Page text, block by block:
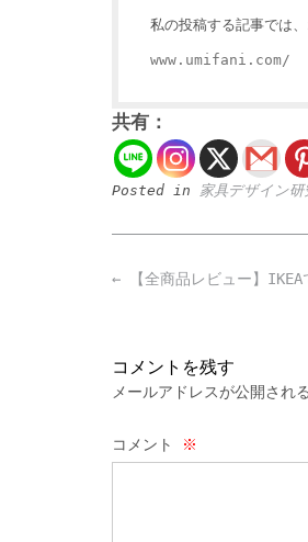
私の投稿する記事では
www.umifani.com/
共有：
Posted in 家具デザイン研
Post
← 【全商品レビュー】
コメントを残す
メールアドレスが公開され
コメント ※